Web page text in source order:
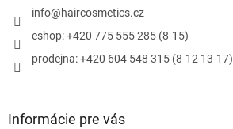
info@haircosmetics.cz
eshop: +420 775 555 285 (8-15)
prodejna: +420 604 548 315 (8-12 13-17)
Informácie pre vás